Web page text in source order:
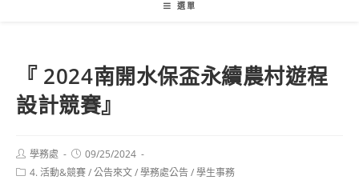
選單
『 2024南開水保盃永續農村遊程
設計競賽』
Post
author:
學務處
Post
published:
09/25/2024
Post4. 活動&競賽/公告來文/學務處公告/學生事務